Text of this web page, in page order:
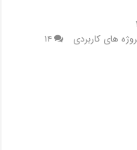
های کاربردی
۱۴